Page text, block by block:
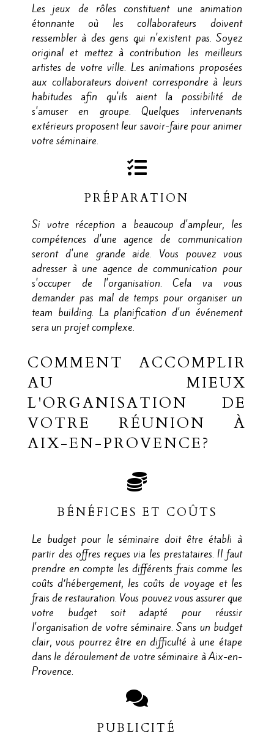
Les jeux de rôles constituent une animation
étonnante où les collaborateurs doivent
ressembler à des gens qui n'existent pas. Soyez
original et mettez à contribution les meilleurs
artistes de votre ville. Les animations proposées
aux collaborateurs doivent correspondre à leurs
habitudes afin qu'ils aient la possibilité de
s'amuser en groupe. Quelques intervenants
extérieurs proposent leur savoir-faire pour animer
votre séminaire.
PRÉPARATION
Si votre réception a beaucoup d'ampleur, les
compétences d'une agence de communication
seront d'une grande aide. Vous pouvez vous
adresser à une agence de communication pour
s'occuper de l'organisation. Cela va vous
demander pas mal de temps pour organiser un
team building. La planification d'un événement
sera un projet complexe.
COMMENT ACCOMPLIR
AU MIEUX
L'ORGANISATION DE
VOTRE RÉUNION À
AIX-EN-PROVENCE?
BÉNÉFICES ET COÛTS
Le budget pour le séminaire doit être établi à
partir des offres reçues via les prestataires. Il faut
prendre en compte les différents frais comme les
coûts d’hébergement, les coûts de voyage et les
frais de restauration. Vous pouvez vous assurer que
votre budget soit adapté pour réussir
l'organisation de votre séminaire. Sans un budget
clair, vous pourrez être en difficulté à une étape
dans le déroulement de votre séminaire à Aix-en-
Provence.
PUBLICITÉ